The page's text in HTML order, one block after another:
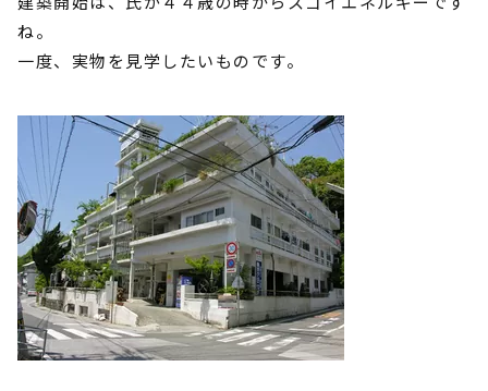
ね。
一度、実物を見学したいものです。